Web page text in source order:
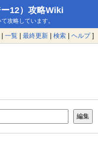
12）攻略Wiki
攻略しています。
| 一覧 | 最終更新 | 検索 | ヘルプ]